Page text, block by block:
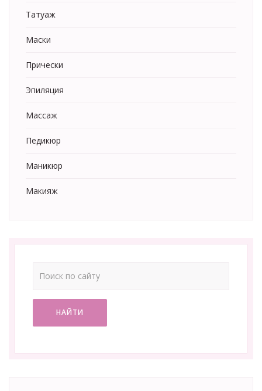
Татуаж
Маски
Прически
Эпиляция
Массаж
Педикюр
Маникюр
Макияж
НАЙТИ